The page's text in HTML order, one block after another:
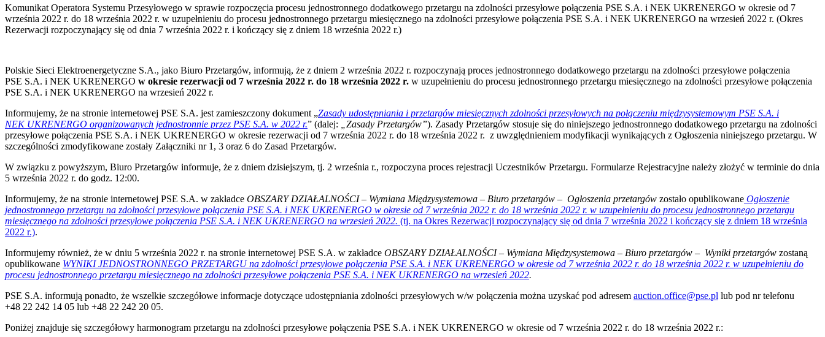
Komunikat Operatora Systemu Przesyłowego w sprawie rozpoczęcia procesu jednostronnego dodatkowego przetargu na zdolności przesyłowe połączenia PSE S.A. i NEK UKRENERGO w okresie od 7
września 2022 r. do 18 września 2022 r. w uzupełnieniu do procesu jednostronnego przetargu miesięcznego na zdolności przesyłowe połączenia PSE S.A. i NEK UKRENERGO na wrzesień 2022 r. (Okres
Rezerwacji rozpoczynający się od dnia 7 września 2022 r. i kończący się z dniem 18 września 2022 r.)
Polskie Sieci Elektroenergetyczne S.A., jako Biuro Przetargów, informują, że z dniem 2 września 2022 r. rozpoczynają proces jednostronnego dodatkowego przetargu na zdolności przesyłowe połączenia
PSE S.A. i NEK UKRENERGO w okresie rezerwacji od 7 września 2022 r. do 18 września 2022 r. w uzupełnieniu do procesu jednostronnego przetargu miesięcznego na zdolności przesyłowe połączenia
PSE S.A. i NEK UKRENERGO na wrzesień 2022 r.
Informujemy, że na stronie internetowej PSE S.A. jest zamieszczony dokument „Zasady udostępniania i przetargów miesięcznych zdolności przesyłowych na połączeniu międzysystemowym PSE S.A. i
NEK UKRENERGO organizowanych jednostronnie przez PSE S.A. w 2022 r.” (dalej: „Zasady Przetargów”). Zasady Przetargów stosuje się do niniejszego jednostronnego dodatkowego przetargu na zdolności
przesyłowe połączenia PSE S.A. i NEK UKRENERGO w okresie rezerwacji od 7 września 2022 r. do 18 września 2022 r. z uwzględnieniem modyfikacji wynikających z Ogłoszenia niniejszego przetargu. W
szczególności zmodyfikowane zostały Załączniki nr 1, 3 oraz 6 do Zasad Przetargów.
W związku z powyższym, Biuro Przetargów informuje, że z dniem dzisiejszym, tj. 2 września r., rozpoczyna proces rejestracji Uczestników Przetargu. Formularze Rejestracyjne należy złożyć w terminie do dnia
5 września 2022 r. do godz. 12:00.
Informujemy, że na stronie internetowej PSE S.A. w zakładce OBSZARY DZIAŁALNOŚCI– Wymiana Międzysystemowa – Biuro przetargów – Ogłoszenia przetargów zostało opublikowane Ogłoszenie
jednostronnego przetargu na zdolności przesyłowe połączenia PSE S.A. i NEK UKRENERGO w okresie od 7 września 2022 r. do 18 września 2022 r. w uzupełnieniu do procesu jednostronnego przetargu
miesięcznego na zdolności przesyłowe połączenia PSE S.A. i NEK UKRENERGO na wrzesień 2022. (tj. na Okres Rezerwacji rozpoczynający się od dnia 7 września 2022 i kończący się z dniem 18 września
2022 r.).
Informujemy również, że w dniu 5 września 2022 r. na stronie internetowej PSE S.A. w zakładce OBSZARY DZIAŁALNOŚCI– Wymiana Międzysystemowa – Biuro przetargów – Wyniki przetargów zostaną
opublikowane WYNIKI JEDNOSTRONNEGO PRZETARGU na zdolności przesyłowe połączenia PSE S.A. i NEK UKRENERGO w okresie od 7 września 2022 r. do 18 września 2022 r. w uzupełnieniu do
procesu jednostronnego przetargu miesięcznego na zdolności przesyłowe połączenia PSE S.A. i NEK UKRENERGO na wrzesień 2022.
PSE S.A. informują ponadto, że wszelkie szczegółowe informacje dotyczące udostępniania zdolności przesyłowych w/w połączenia można uzyskać pod adresem auction.office@pse.pl lub pod nr telefonu
+48 22 242 14 05 lub +48 22 242 20 05.
Poniżej znajduje się szczegółowy harmonogram przetargu na zdolności przesyłowe połączenia PSE S.A. i NEK UKRENERGO w okresie od 7 września 2022 r. do 18 września 2022 r.: